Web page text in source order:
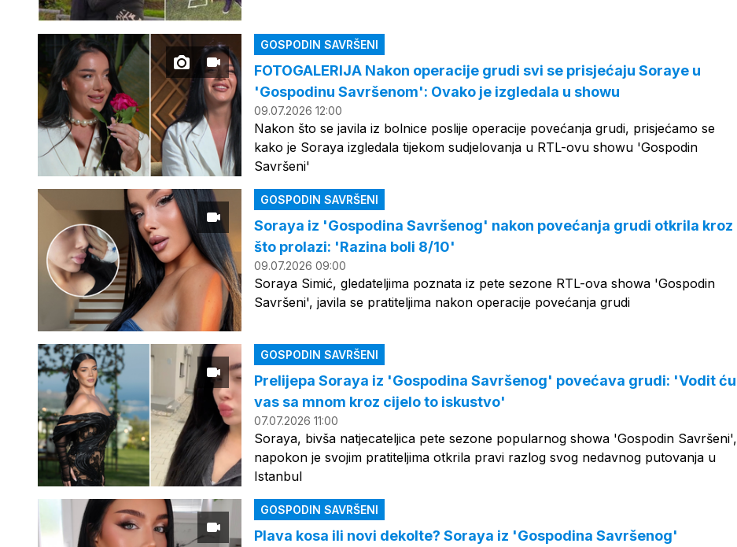
GOSPODIN SAVRŠENI
FOTOGALERIJA Nakon operacije grudi svi se prisjećaju Soraye u
'Gospodinu Savršenom': Ovako je izgledala u showu
09.07.2026 12:00
Nakon što se javila iz bolnice poslije operacije povećanja grudi, prisjećamo se
kako je Soraya izgledala tijekom sudjelovanja u RTL-ovu showu 'Gospodin
Savršeni'
GOSPODIN SAVRŠENI
Soraya iz 'Gospodina Savršenog' nakon povećanja grudi otkrila kroz
što prolazi: 'Razina boli 8/10'
09.07.2026 09:00
Soraya Simić, gledateljima poznata iz pete sezone RTL-ova showa 'Gospodin
Savršeni', javila se pratiteljima nakon operacije povećanja grudi
GOSPODIN SAVRŠENI
Prelijepa Soraya iz 'Gospodina Savršenog' povećava grudi: 'Vodit ću
vas sa mnom kroz cijelo to iskustvo'
07.07.2026 11:00
Soraya, bivša natjecateljica pete sezone popularnog showa 'Gospodin Savršeni',
napokon je svojim pratiteljima otkrila pravi razlog svog nedavnog putovanja u
Istanbul
GOSPODIN SAVRŠENI
Plava kosa ili novi dekolte? Soraya iz 'Gospodina Savršenog'